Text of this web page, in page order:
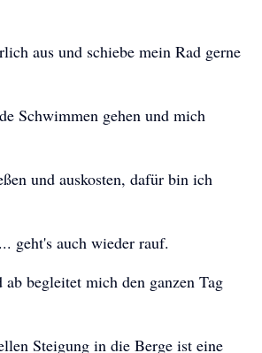
aus und schiebe mein Rad gerne
Schwimmen gehen und mich
und auskosten, dafür bin ich
geht's auch wieder rauf.
ab begleitet mich den ganzen Tag
Steigung in die Berge ist eine